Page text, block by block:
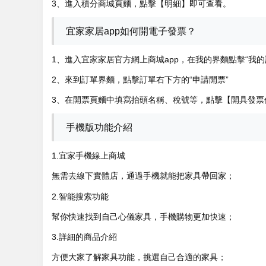
3、進入積分商城頁麵，點擊【明細】即可查看。
宜家家居app如何開電子發票？
1、進入宜家家居官方網上商城app，在我的界麵點擊“我的
2、來到訂單界麵，點擊訂單右下方的“申請開票”
3、在開票頁麵中填寫抬頭名稱、稅號等，點擊【開具發票
手機版功能介紹
1.宜家手機線上商城
無需去線下實體店，通過手機就能把家具帶回家；
2.智能搜索功能
幫你快速找到自己心儀家具，手機購物更加快速；
3.詳細的商品介紹
方便大家了解家具功能，挑選自己合適的家具；